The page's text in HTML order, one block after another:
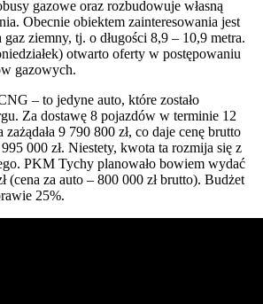
gazowe oraz rozbudowuje własną
Obecnie obiektem zainteresowania jest
ziemny, tj. o długości 8,9 – 10,9 metra.
otwarto oferty w postępowaniu
gazowych.
– to jedyne auto, które zostało
Za dostawę 8 pojazdów w terminie 12
9 790 800 zł, co daje cenę brutto
000 zł. Niestety, kwota ta rozmija się z
PKM Tychy planowało bowiem wydać
(cena za auto – 800 000 zł brutto). Budżet
25%.